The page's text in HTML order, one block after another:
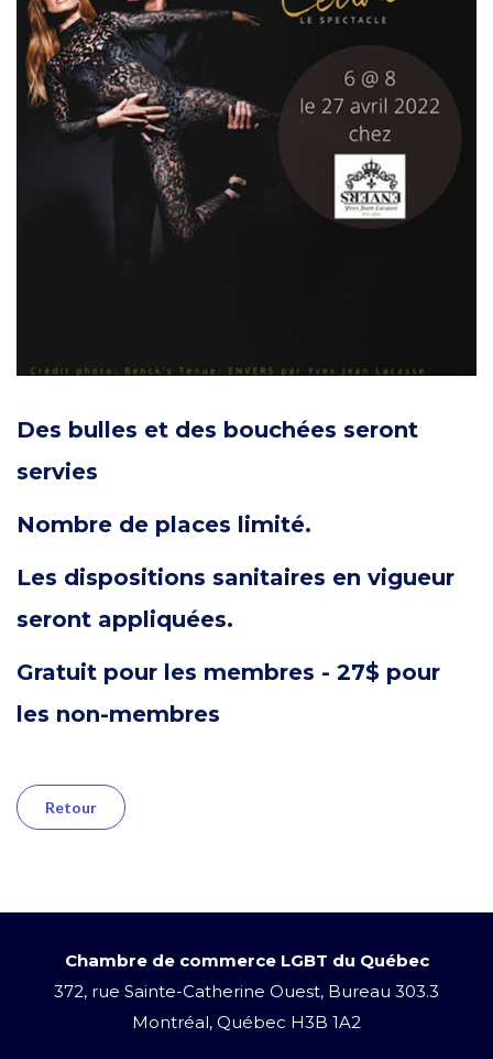
Des bulles et des bouchées seront
servies
Nombre de places limité.
Les dispositions sanitaires en vigueur
seront appliquées.
Gratuit pour les membres - 27$ pour
les non-membres
Retour
Chambre de commerce LGBT du Québec
372, rue Sainte-Catherine Ouest, Bureau 303.3
Montréal, Québec H3B 1A2